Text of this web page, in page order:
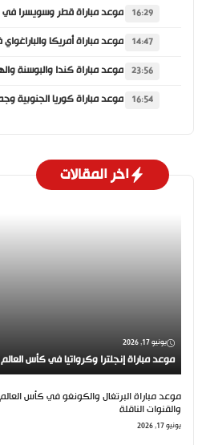
16:29
14:47
23:56
16:54
اخر المقالات
يونيو 17, 2026
موعد مباراة إنجلترا وكرواتيا في كأس العالم 2026 والقنوات الناقلة
والقنوات الناقلة
يونيو 17, 2026